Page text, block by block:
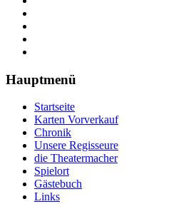
Hauptmenü
Startseite
Karten Vorverkauf
Chronik
Unsere Regisseure
die Theatermacher
Spielort
Gästebuch
Links